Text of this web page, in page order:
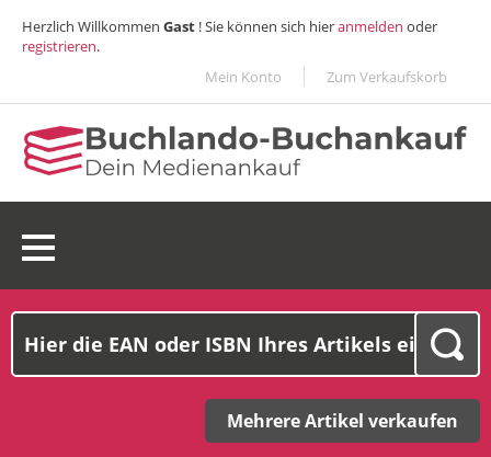
Herzlich Willkommen Gast ! Sie können sich hieranmelden oder
registrieren.
Mein Konto
Zum Verkaufskorb
Mehrere Artikel verkaufen